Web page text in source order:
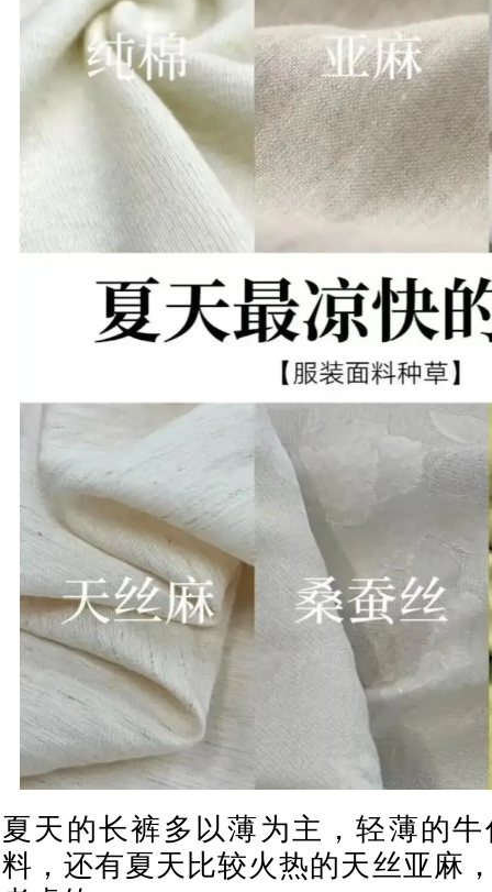
夏天的长裤多以薄为主，轻薄的
料，还有夏天比较火热的天丝亚麻